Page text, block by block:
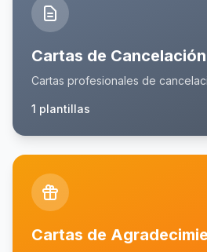
Cartas de Cancelación
Cartas profesionales de
1 plantillas
Cartas de